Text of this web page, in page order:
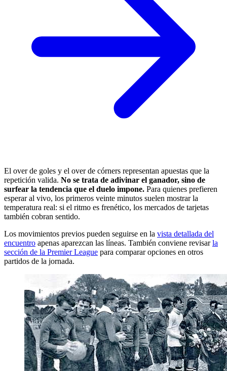
El over de goles y el over de córners representan apuestas que la
repetición valida. No se trata de adivinar el ganador, sino de
surfear la tendencia que el duelo impone. Para quienes prefieren
esperar al vivo, los primeros veinte minutos suelen mostrar la
temperatura real: si el ritmo es frenético, los mercados de tarjetas
también cobran sentido.
Los movimientos previos pueden seguirse en la vista detallada del
encuentro apenas aparezcan las líneas. También conviene revisarla
sección de la Premier League para comparar opciones en otros
partidos de la jornada.